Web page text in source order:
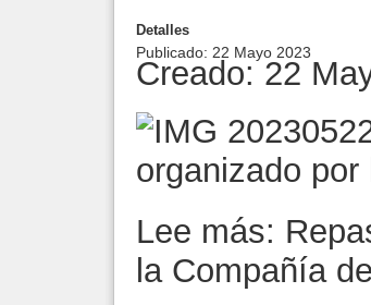
Detalles
Publicado: 22 Mayo 2023
Creado: 22
organizado
Lee más:
la Compañía